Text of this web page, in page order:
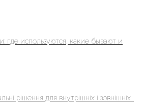
где используются, какие бывают и
рішення для внутрішніх і зовнішніх...